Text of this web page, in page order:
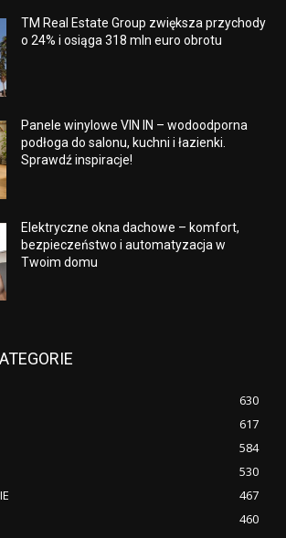
TM Real Estate Group zwiększa przychody
o 24% i osiąga 318 mln euro obrotu
Panele winylowe VIN IN – wodoodporna
podłoga do salonu, kuchni i łazienki.
Sprawdź inspiracje!
Elektryczne okna dachowe – komfort,
bezpieczeństwo i automatyzacja w
Twoim domu
630
617
584
530
467
460